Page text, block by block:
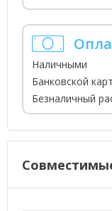
Наличными
Банковской
Безналичный